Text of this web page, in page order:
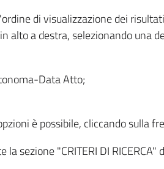
di visualizzazione dei
alto a destra, selezionando una
Data Atto;
è possibile, cliccando sulla
la sezione "CRITERI DI